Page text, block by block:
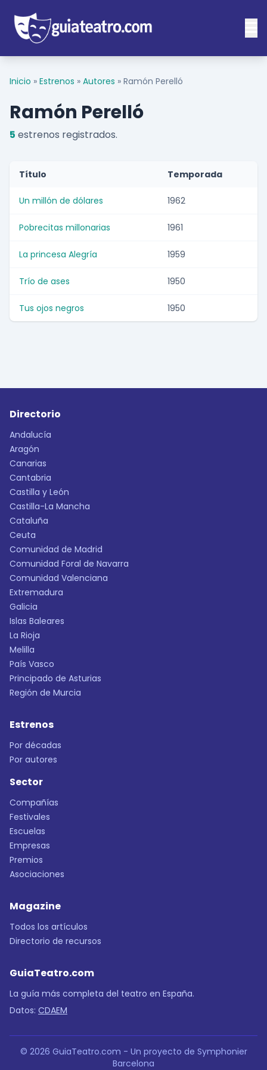
Inicio » Estrenos » Autores » Ramón Perelló
Ramón Perelló
5 estrenos registrados.
Título Temporada
Un millón de dólares 1962
Pobrecitas millonarias 1961
La princesa Alegría 1959
Trío de ases 1950
Tus ojos negros 1950
Directorio
Andalucía
Aragón
Canarias
Cantabria
Castilla y León
Castilla-La Mancha
Cataluña
Ceuta
Comunidad de Madrid
Comunidad Foral de Navarra
Comunidad Valenciana
Extremadura
Galicia
Islas Baleares
La Rioja
Melilla
País Vasco
Principado de Asturias
Región de Murcia
Estrenos
Por décadas
Por autores
Sector
Compañías
Festivales
Escuelas
Empresas
Premios
Asociaciones
Magazine
Todos los artículos
Directorio de recursos
GuiaTeatro.com
La guía más completa del teatro en España.
Datos: CDAEM
© 2026 GuiaTeatro.com - Un proyecto de Symphonier
Barcelona